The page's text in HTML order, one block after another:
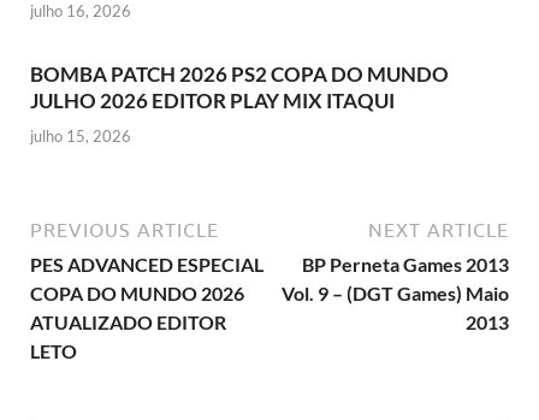
julho 16, 2026
BOMBA PATCH 2026 PS2 COPA DO MUNDO
JULHO 2026 EDITOR PLAY MIX ITAQUI
julho 15, 2026
PREVIOUS ARTICLE
PES ADVANCED ESPECIAL
COPA DO MUNDO 2026
ATUALIZADO EDITOR
LETO
NEXT ARTICLE
BP Perneta Games 2013
Vol. 9 – (DGT Games) Maio
2013